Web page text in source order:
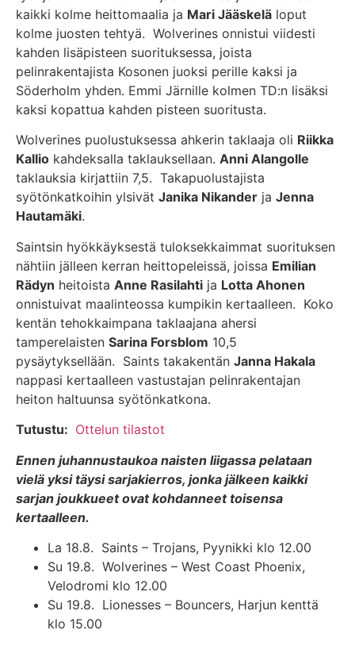
kaikki kolme heittomaalia ja Mari Jääskelä loput
kolme juosten tehtyä. Wolverines onnistui viidesti
kahden lisäpisteen suorituksessa, joista
pelinrakentajista Kosonen juoksi perille kaksi ja
Söderholm yhden. Emmi Järnille kolmen TD:n lisäksi
kaksi kopattua kahden pisteen suoritusta.
Wolverines puolustuksessa ahkerin taklaaja oli Riikka
Kallio kahdeksalla taklauksellaan. Anni Alangolle
taklauksia kirjattiin 7,5. Takapuolustajista
syötönkatkoihin ylsivät Janika Nikander ja Jenna
Hautamäki.
Saintsin hyökkäyksestä tuloksekkaimmat suorituksen
nähtiin jälleen kerran heittopeleissä, joissa Emilian
Rädyn heitoista Anne Rasilahti ja Lotta Ahonen
onnistuivat maalinteossa kumpikin kertaalleen. Koko
kentän tehokkaimpana taklaajana ahersi
tamperelaisten Sarina Forsblom 10,5
pysäytyksellään. Saints takakentän Janna Hakala
nappasi kertaalleen vastustajan pelinrakentajan
heiton haltuunsa syötönkatkona.
Tutustu: Ottelun tilastot
Ennen juhannustaukoa naisten liigassa pelataan
vielä yksi täysi sarjakierros, jonka jälkeen kaikki
sarjan joukkueet ovat kohdanneet toisensa
kertaalleen.
La 18.8. Saints – Trojans, Pyynikki klo 12.00
Su 19.8. Wolverines – West Coast Phoenix,
Velodromi klo 12.00
Su 19.8. Lionesses – Bouncers, Harjun kenttä
klo 15.00